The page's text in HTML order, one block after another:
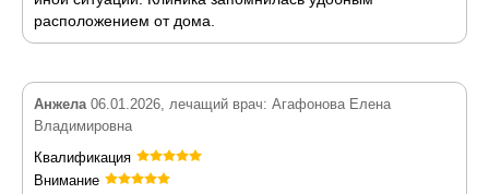
расположением от дома.
Анжела06.01.2026, лечащий врач: Агафонова Елена
Владимировна
Квалификация
Внимание